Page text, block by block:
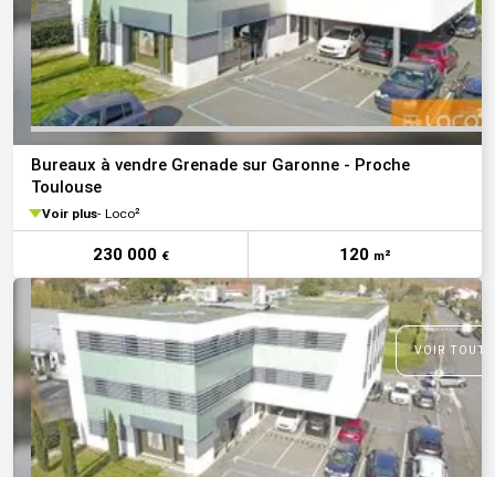
Bureaux à vendre Grenade sur Garonne - Proche
Toulouse
Voir plus Loco²
230 000 € 120 m²
VOIR